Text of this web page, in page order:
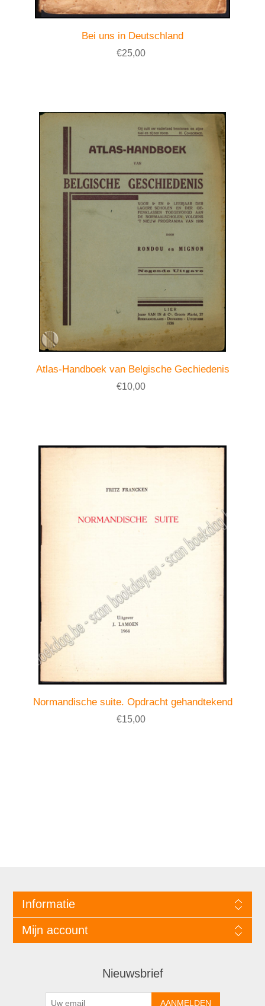
Bei uns in Deutschland
€25,00
Atlas-Handboek van Belgische Gechiedenis
€10,00
Normandische suite. Opdracht gehandtekend
€15,00
Informatie
Mijn account
Nieuwsbrief